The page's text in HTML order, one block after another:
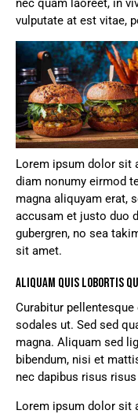
vulputate at est vitae,
Lorem ipsum dolor sit
diam nonumy eirmod
magna aliquyam erat,
accusam et justo duo
gubergren, no sea
sit amet.
ALIQUAM QUIS LOBORTIS
Curabitur
sodales ut. Sed sed
magna. Aliquam sed
bibendum, nisi et
nec dapibus risus
Lorem ipsum dolor sit